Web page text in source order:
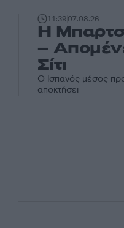
11:3907.08.26
Η
–
Σίτι
Ο Ισπανός μέσος
αποκτήσει